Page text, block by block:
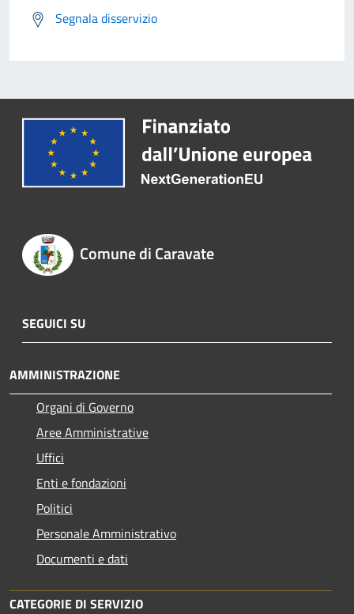
Segnala disservizio
Comune di Caravate
SEGUICI SU
AMMINISTRAZIONE
Organi di Governo
Aree Amministrative
Uffici
Enti e fondazioni
Politici
Personale Amministrativo
Documenti e dati
CATEGORIE DI SERVIZIO